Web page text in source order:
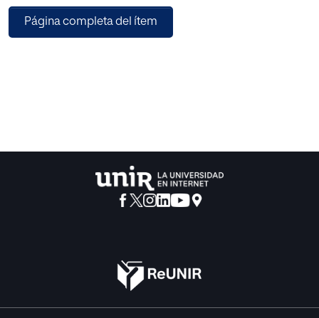
la adversidad; el paso fundamental de esta investigación
radica en visualizar la problemática de desplazamiento
Página completa del ítem